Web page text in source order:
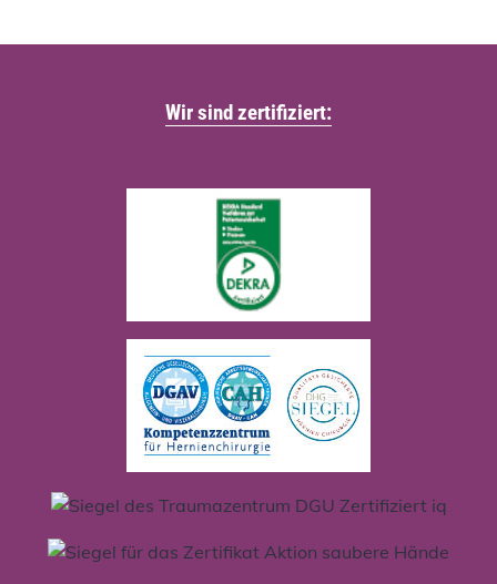
Wir sind zertifiziert: